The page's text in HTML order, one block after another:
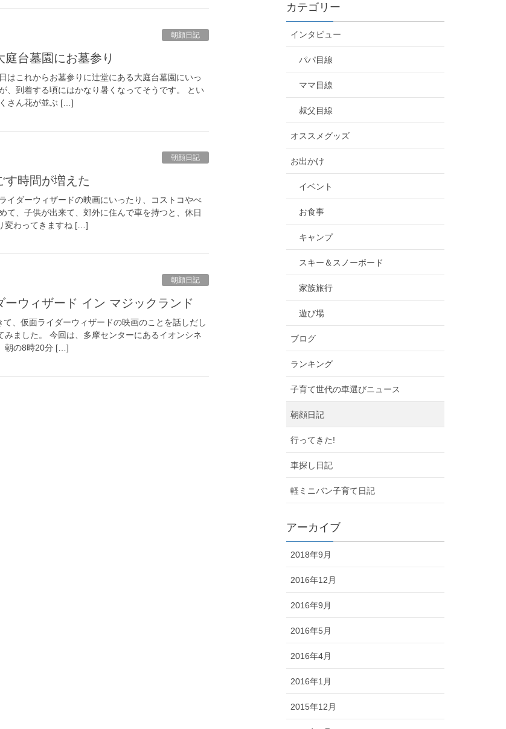
朝顔日記
庭台墓園にお墓参り
はこれからお墓参りに辻堂にある大庭台墓園にいっ
、到着する頃にはかなり暑くなってそうです。 とい
さん花が並ぶ […]
朝顔日記
す時間が増えた
イダーウィザードの映画にいったり、コストコやべ
て、子供が出来て、郊外に住んで車を持つと、休日
変わってきますね […]
朝顔日記
ーウィザード イン マジックランド
、仮面ライダーウィザードの映画のことを話しだし
ました。 今回は、多摩センターにあるイオンシネ
朝の8時20分 […]
カテゴリー
インタビュー
パパ目線
ママ目線
叔父目線
オススメグッズ
お出かけ
イベント
お食事
キャンプ
スキー＆スノーボード
家族旅行
遊び場
ブログ
ランキング
子育て世代の車選びニュース
朝顔日記
行ってきた!
車探し日記
軽ミニバン子育て日記
アーカイブ
2018年9月
2016年12月
2016年9月
2016年5月
2016年4月
2016年1月
2015年12月